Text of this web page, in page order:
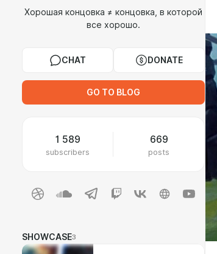
Хорошая концовка ≠ концовка, в которой
все хорошо.
CHAT DONATE
GO TO BLOG
1 589
subscribers
669
posts
SHOWCASE3